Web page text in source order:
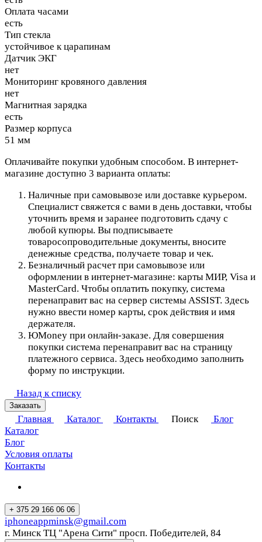
Оплата часами
есть
Тип стекла
устойчивое к царапинам
Датчик ЭКГ
нет
Мониторинг кровяного давления
нет
Магнитная зарядка
есть
Размер корпуса
51 мм
Оплачивайте покупки удобным способом. В интернет-
магазине доступно 3 варианта оплаты:
Наличные при самовывозе или доставке курьером.
Специалист свяжется с вами в день доставки, чтобы
уточнить время и заранее подготовить сдачу с
любой купюры. Вы подписываете
товаросопроводительные документы, вносите
денежные средства, получаете товар и чек.
Безналичный расчет при самовывозе или
оформлении в интернет-магазине: карты МИР, Visa и
MasterCard. Чтобы оплатить покупку, система
перенаправит вас на сервер системы ASSIST. Здесь
нужно ввести номер карты, срок действия и имя
держателя.
ЮMoney при онлайн-заказе. Для совершения
покупки система перенаправит вас на страницу
платежного сервиса. Здесь необходимо заполнить
форму по инструкции.
Назад к списку
Заказать
Главная Каталог Контакты Поиск
Блог
Каталог
Блог
Условия оплаты
Контакты
+ 375 29 166 06 06
iphoneappminsk@gmail.com
г. Минск ТЦ "Арена Сити" просп. Победителей, 84